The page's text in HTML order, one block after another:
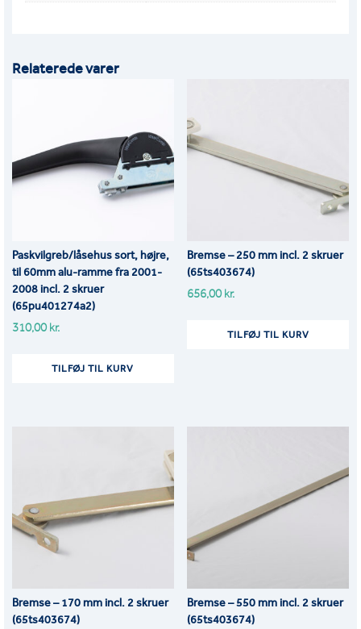
Relaterede varer
Paskvilgreb/låsehus sort, højre,
til 60mm alu-ramme fra 2001-
2008 incl. 2 skruer
(65pu401274a2)
310,00kr.
TILFØJ TIL KURV
Bremse – 250 mm incl. 2 skruer
(65ts403674)
656,00kr.
TILFØJ TIL KURV
Bremse – 170 mm incl. 2 skruer
(65ts403674)
Bremse – 550 mm incl. 2 skruer
(65ts403674)